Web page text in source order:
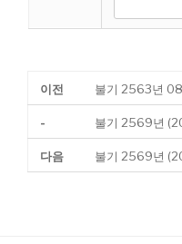
이전 불기 2563년
- 불기 2569년
다음 불기 2569년